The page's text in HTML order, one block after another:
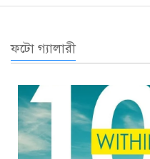
ফটো গ্যালারী